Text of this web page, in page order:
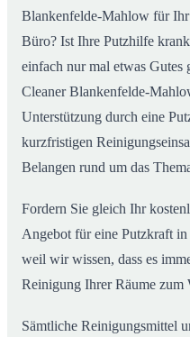
Blankenfelde-Mahlow für
Büro? Ist Ihre Putzhilfe
einfach nur mal etwas
Cleaner Blankenfelde-
Unterstützung durch eine
kurzfristigen
Belangen rund um das
Fordern Sie gleich Ihr
Angebot für eine Putzkraft
weil wir wissen, dass es
Reinigung Ihrer Räume zum
Sämtliche Reinigungsmittel